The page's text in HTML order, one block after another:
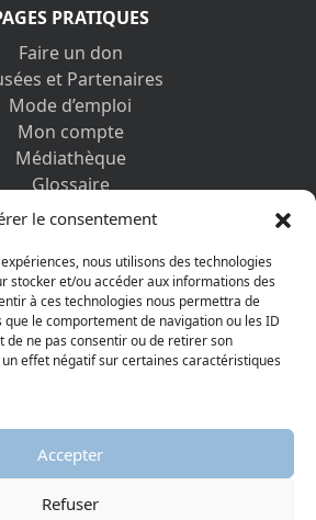
le consentement
nous utilisons des technologies
stocker et/ou accéder aux informations des
à ces technologies nous permettra de
le comportement de navigation ou les ID
de ne pas consentir ou de retirer son
effet négatif sur certaines caractéristiques
Accepter
Refuser
PRATIQUES
Faire un don
et Partenaires
Mode d’emploi
Mon compte
Médiathèque
Glossaire
Contactez-nous
personnelles et cookies
AUSSI
Musée protestant